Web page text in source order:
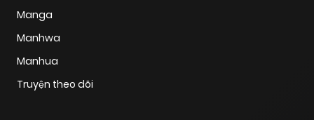
Manga
Manhwa
Manhua
Truyện theo dõi